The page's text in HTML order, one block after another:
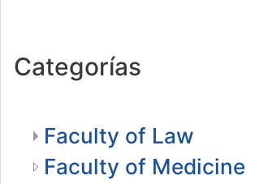
Categorías
Faculty of Law
Faculty of Medicine